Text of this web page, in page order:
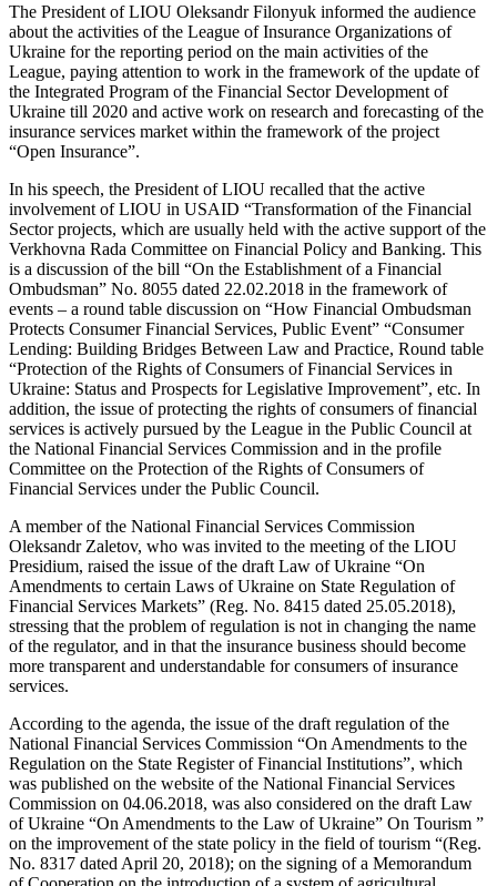
The President of LIOU Oleksandr Filonyuk informed the audience
about the activities of the League of Insurance Organizations of
Ukraine for the reporting period on the main activities of the
League, paying attention to work in the framework of the update of
the Integrated Program of the Financial Sector Development of
Ukraine till 2020 and active work on research and forecasting of the
insurance services market within the framework of the project
“Open Insurance”.
In his speech, the President of LIOU recalled that the active
involvement of LIOU in USAID “Transformation of the Financial
Sector projects, which are usually held with the active support of the
Verkhovna Rada Committee on Financial Policy and Banking. This
is a discussion of the bill “On the Establishment of a Financial
Ombudsman” No. 8055 dated 22.02.2018 in the framework of
events – a round table discussion on “How Financial Ombudsman
Protects Consumer Financial Services, Public Event” “Consumer
Lending: Building Bridges Between Law and Practice, Round table
“Protection of the Rights of Consumers of Financial Services in
Ukraine: Status and Prospects for Legislative Improvement”, etc. In
addition, the issue of protecting the rights of consumers of financial
services is actively pursued by the League in the Public Council at
the National Financial Services Commission and in the profile
Committee on the Protection of the Rights of Consumers of
Financial Services under the Public Council.
A member of the National Financial Services Commission
Oleksandr Zaletov, who was invited to the meeting of the LIOU
Presidium, raised the issue of the draft Law of Ukraine “On
Amendments to certain Laws of Ukraine on State Regulation of
Financial Services Markets” (Reg. No. 8415 dated 25.05.2018),
stressing that the problem of regulation is not in changing the name
of the regulator, and in that the insurance business should become
more transparent and understandable for consumers of insurance
services.
According to the agenda, the issue of the draft regulation of the
National Financial Services Commission “On Amendments to the
Regulation on the State Register of Financial Institutions”, which
was published on the website of the National Financial Services
Commission on 04.06.2018, was also considered on the draft Law
of Ukraine “On Amendments to the Law of Ukraine” On Tourism ”
on the improvement of the state policy in the field of tourism “(Reg.
No. 8317 dated April 20, 2018); on the signing of a Memorandum